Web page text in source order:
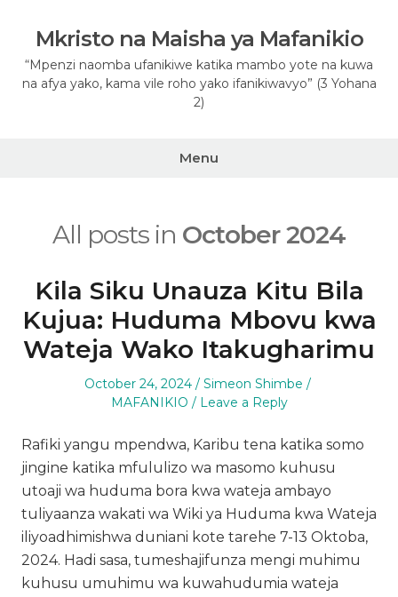
content
Mkristo na Maisha ya Mafanikio
“Mpenzi naomba ufanikiwe katika mambo yote na kuwa
na afya yako, kama vile roho yako ifanikiwavyo” (3 Yohana
2)
Menu
All posts in October 2024
Kila Siku Unauza Kitu Bila
Kujua: Huduma Mbovu kwa
Wateja Wako Itakugharimu
Posted
October 24, 2024 Author
Simeon Shimbe
MAFANIKIO Leave a Reply
Rafiki yangu mpendwa, Karibu tena katika somo
jingine katika mfululizo wa masomo kuhusu
utoaji wa huduma bora kwa wateja ambayo
tuliyaanza wakati wa Wiki ya Huduma kwa Wateja
iliyoadhimishwa duniani kote tarehe 7-13 Oktoba,
2024. Hadi sasa, tumeshajifunza mengi muhimu
kuhusu umuhimu wa kuwahudumia wateja